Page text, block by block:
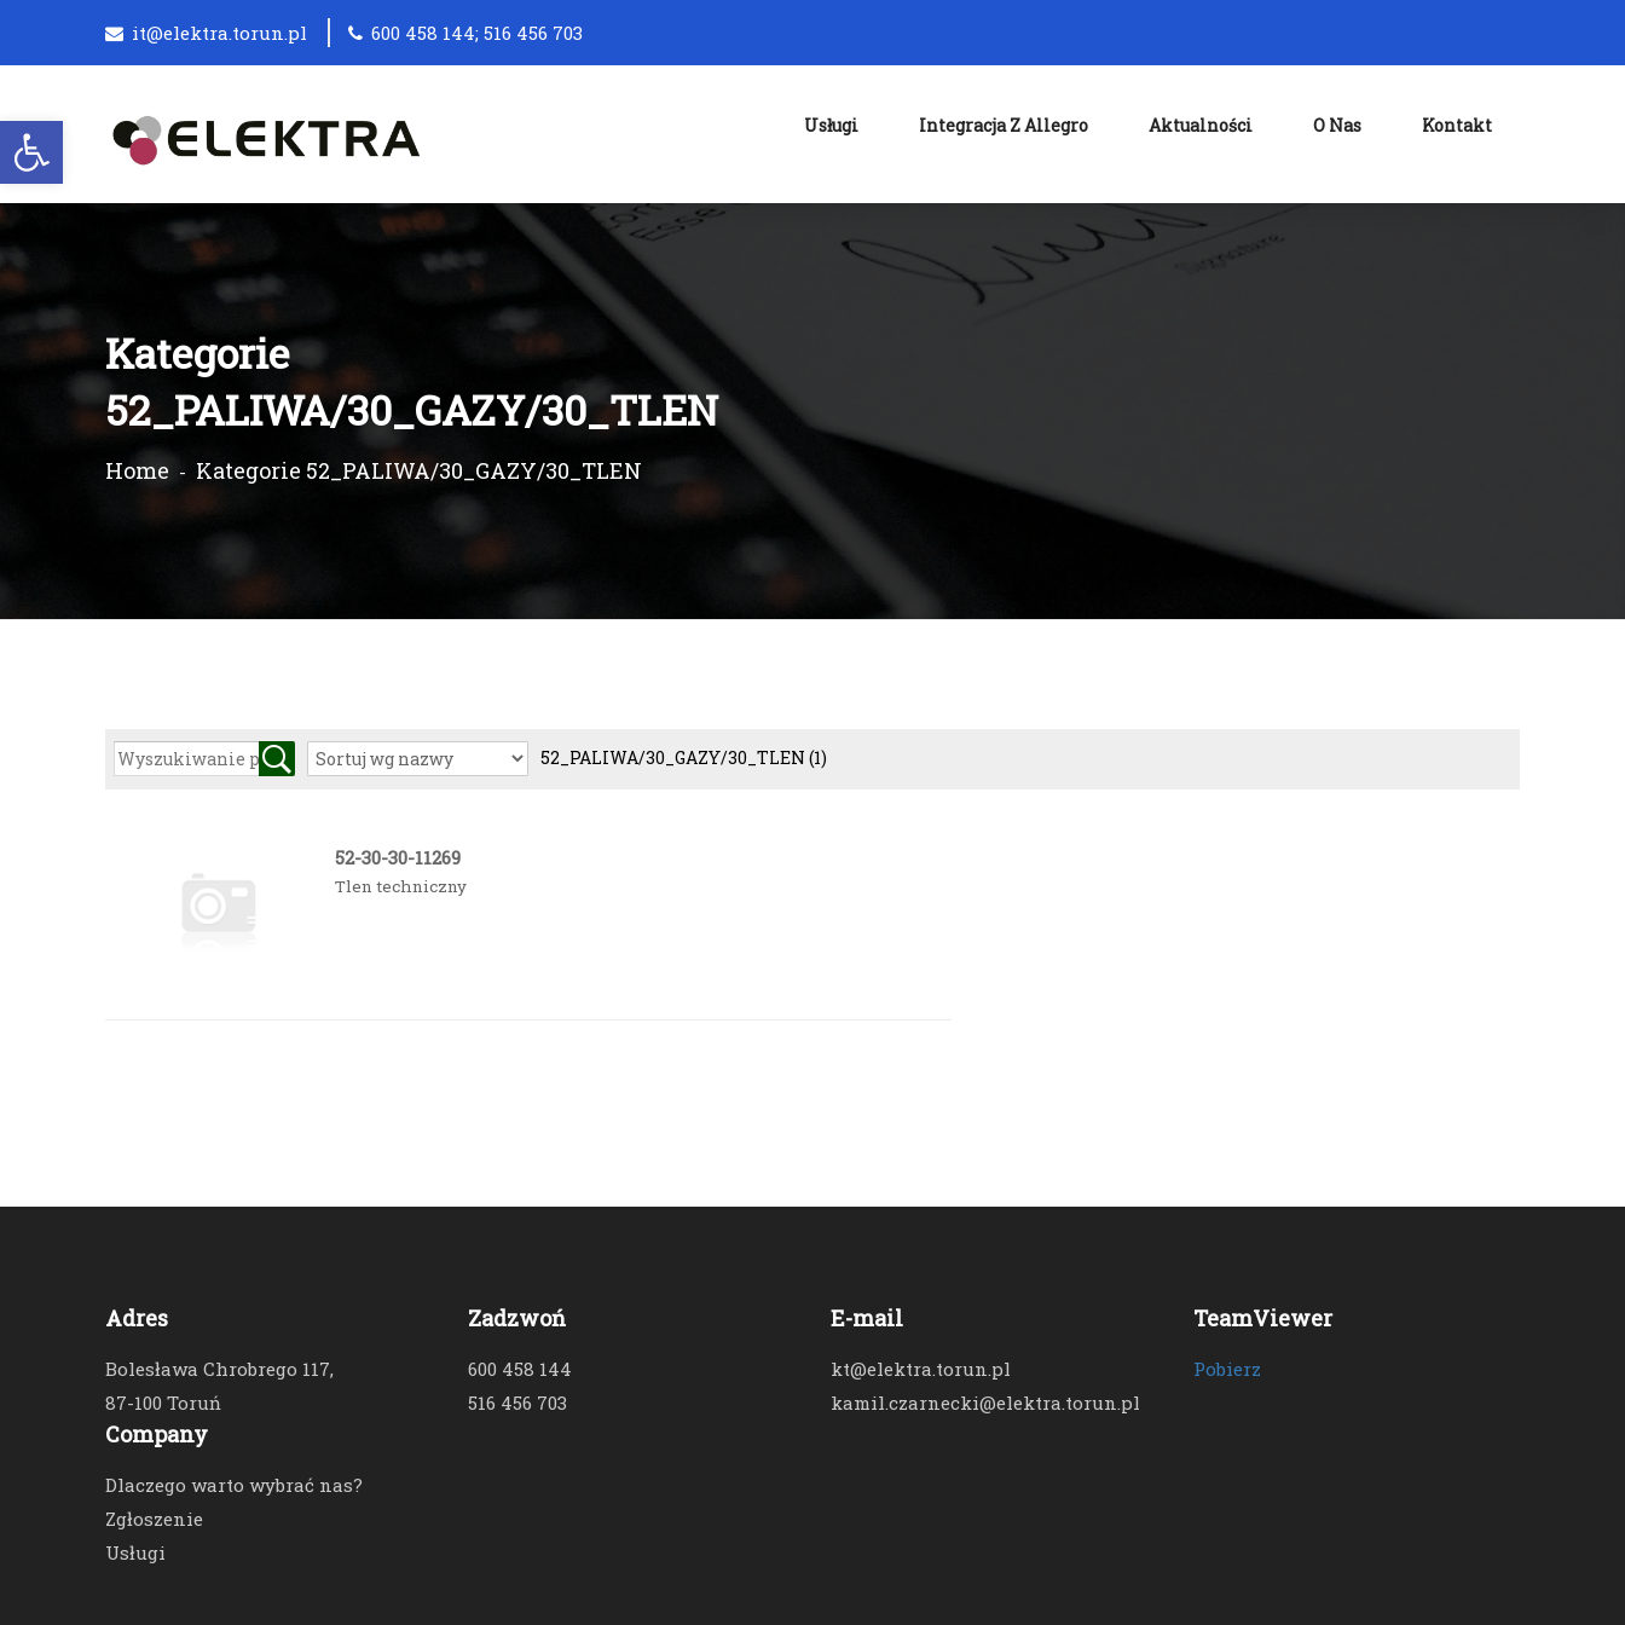
Otwórz pasek narzędzi
it@elektra.torun.pl 600 458 144; 516 456 703
Usługi Integracja Z Allegro Aktualności O Nas Kontakt
Kategorie
52_PALIWA/30_GAZY/30_TLEN
Home Kategorie 52_PALIWA/30_GAZY/30_TLEN
52_PALIWA/30_GAZY/30_TLEN (1)
52-30-30-11269
Tlen techniczny
Adres
Bolesława Chrobrego 117,
87-100 Toruń
Company
Dlaczego warto wybrać nas?
Zgłoszenie
Usługi
Zadzwoń
600 458 144
516 456 703
E-mail
kt@elektra.torun.pl
kamil.czarnecki@elektra.torun.pl
TeamViewer
Pobierz